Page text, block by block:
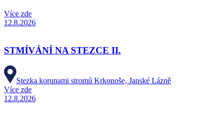
Více zde
12.8.2026
STMÍVÁNÍ NA STEZCE II.
Stezka korunami stromů Krkonoše, Janské Lázně
Více zde
12.8.2026